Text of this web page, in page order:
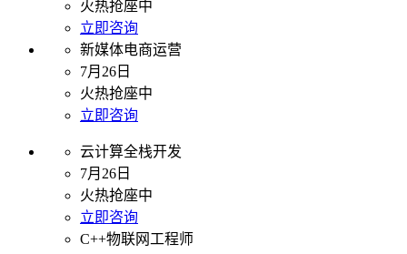
火热抢座中
立即咨询
新媒体电商运营
7月26日
火热抢座中
立即咨询
云计算全栈开发
7月26日
火热抢座中
立即咨询
C++物联网工程师